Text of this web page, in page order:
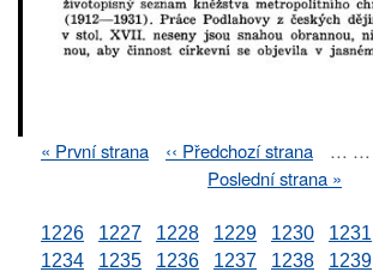
First
« První strana
Previous
‹‹ Předchozí strana … …
Last
Poslední strana »
1226 1227 1228 1229 1230 1231
1234
1235 1236 1237 1238 1239